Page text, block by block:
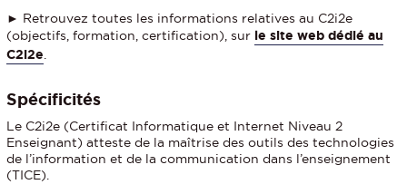
► Retrouvez toutes les informations relatives au C2i2e
(objectifs, formation, certification), sur le site web dédié au
C2i2e
Spécificités
Le C2i2e (Certificat Informatique et Internet Niveau 2
Enseignant) atteste de la maîtrise des outils des technologies
de l’information et de la communication dans l’enseignement
(TICE).